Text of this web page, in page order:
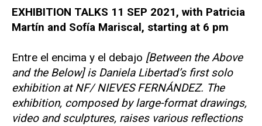
EXHIBITION TALKS 11 SEP 2021, with Patricia
Martín and Sofía Mariscal, starting at 6 pm
Entre el encima y el debajo [Between the Above
and the Below] is Daniela Libertad’s first solo
exhibition at NF/ NIEVES FERNÁNDEZ. The
exhibition, composed by large-format drawings,
video and sculptures, raises various reflections